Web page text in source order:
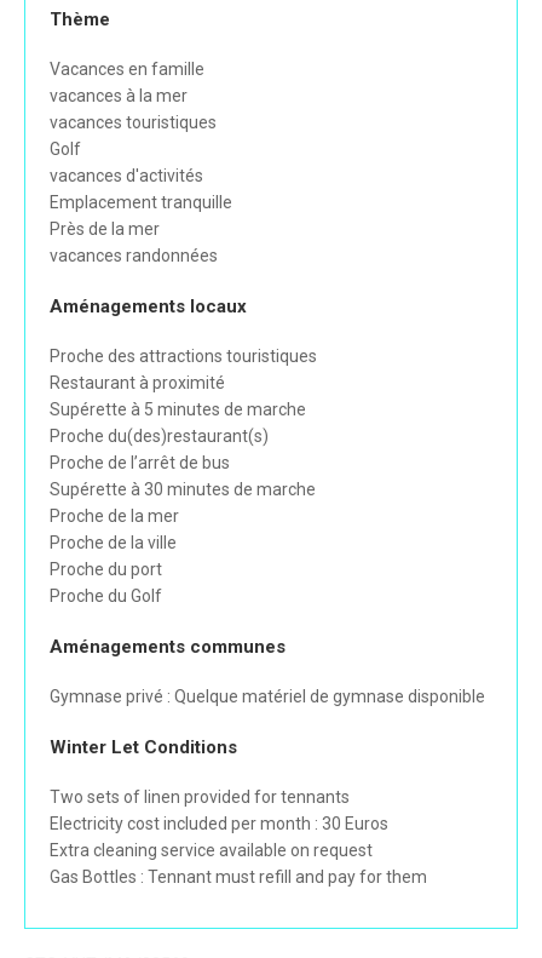
Thème
Vacances en famille
vacances à la mer
vacances touristiques
Golf
vacances d'activités
Emplacement tranquille
Près de la mer
vacances randonnées
Aménagements locaux
Proche des attractions touristiques
Restaurant à proximité
Supérette à 5 minutes de marche
Proche du(des)restaurant(s)
Proche de l’arrêt de bus
Supérette à 30 minutes de marche
Proche de la mer
Proche de la ville
Proche du port
Proche du Golf
Aménagements communes
Gymnase privé : Quelque matériel de gymnase disponible
Winter Let Conditions
Two sets of linen provided for tennants
Electricity cost included per month : 30 Euros
Extra cleaning service available on request
Gas Bottles : Tennant must refill and pay for them